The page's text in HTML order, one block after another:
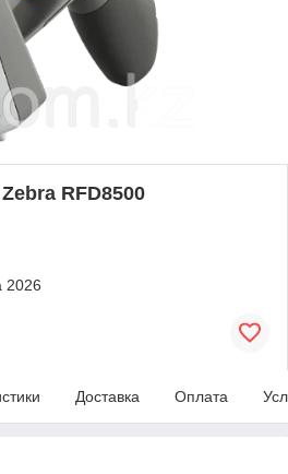
RFD8500
2026
Доставка Оплата